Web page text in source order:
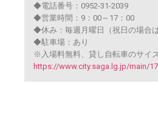
◆電話番号：0952-31-2039
◆営業時間：9：00～17：00
◆休み：毎週月曜日（祝日の場合は
◆駐車場：あり
※入場料無料、貸し自転車のサイ
https://www.city.saga.lg.jp/main/